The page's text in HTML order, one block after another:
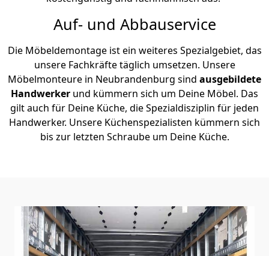
Auf- und Abbauservice
Die Möbeldemontage ist ein weiteres Spezialgebiet, das
unsere Fachkräfte täglich umsetzen. Unsere
Möbelmonteure in Neubrandenburg sind ausgebildete
Handwerker und kümmern sich um Deine Möbel. Das
gilt auch für Deine Küche, die Spezialdisziplin für jeden
Handwerker. Unsere Küchenspezialisten kümmern sich
bis zur letzten Schraube um Deine Küche.